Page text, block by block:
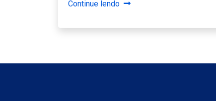
Continue lendo